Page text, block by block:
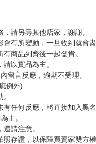
請另尋其他店家，謝謝。
有所變動，一旦收到就會盡
商品到齊後一起發貨。
以實品為主。
留言反應，逾期不受理。
例外)
任何反應，將直接加入黑名
主。
請注意。
存證，以保障買賣家雙方權